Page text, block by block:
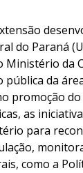
do Paraná
Ministério da
da
promoção
as
para
como a